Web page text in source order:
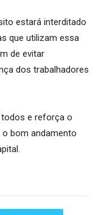
estará interditado
que utilizam essa
de evitar
dos trabalhadores
todos e reforça o
bom andamento